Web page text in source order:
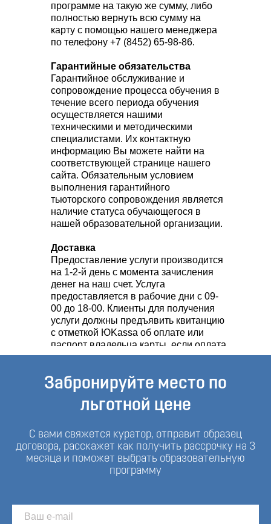
программе на такую же сумму, либо
полностью вернуть всю сумму на
карту с помощью нашего менеджера
по телефону +7 (8452) 65-98-86.
Гарантийные обязательства
Гарантийное обслуживание и
сопровождение процесса обучения в
течение всего периода обучения
осуществляется нашими
техническими и методическими
специалистами. Их контактную
информацию Вы можете найти на
соответствующей странице нашего
сайта. Обязательным условием
выполнения гарантийного
тьюторского сопровождения является
наличие статуса обучающегося в
нашей образовательной организации.
Доставка
Предоставление услуги производится
на 1-2-й день с момента зачисления
денег на наш счет. Услуга
предоставляется в рабочие дни с 09-
00 до 18-00. Клиенты для получения
услуги должны предъявить квитанцию
с отметкой ЮKassa об оплате или
паспорт владельца карты, если оплата
произведена по банковской карте.
Забронируйте место по
льготной цене
С вами свяжется куратор, отправит образец
договора, расскажет как получить рассрочку на 3
месяца и поможет выбрать образовательную
программу